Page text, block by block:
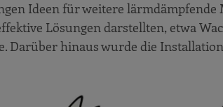
Ideen für weitere
Lösungen darstellten, etwa
Darüber hinaus wurde die